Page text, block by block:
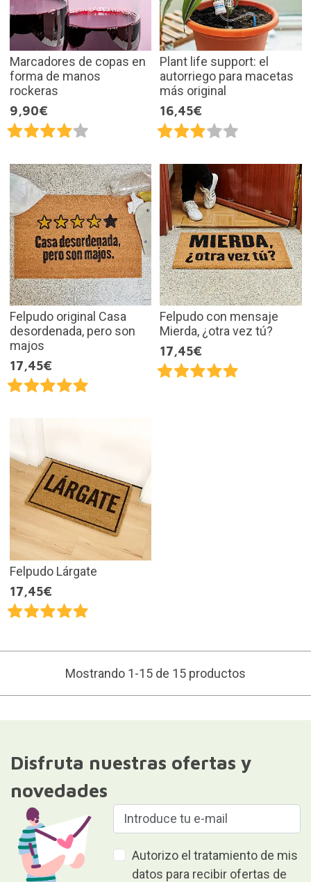
Marcadores de copas en
forma de manos
rockeras
9,90€
Plant life support: el
autorriego para macetas
más original
16,45€
Felpudo original Casa
desordenada, pero son
majos
17,45€
Felpudo con mensaje
Mierda, ¿otra vez tú?
17,45€
Felpudo Lárgate
17,45€
Mostrando 1-15 de 15 productos
Disfruta nuestras ofertas y
novedades
Autorizo el tratamiento de mis
datos para recibir ofertas de